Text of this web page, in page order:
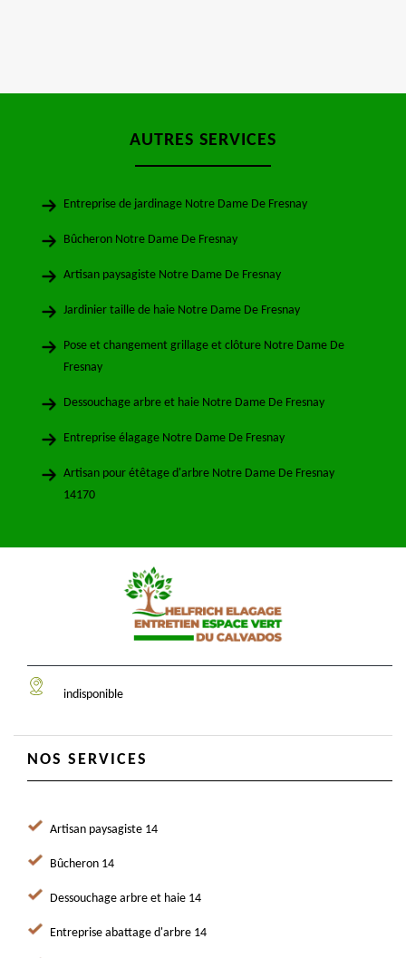
AUTRES SERVICES
Entreprise de jardinage Notre Dame De Fresnay
Bûcheron Notre Dame De Fresnay
Artisan paysagiste Notre Dame De Fresnay
Jardinier taille de haie Notre Dame De Fresnay
Pose et changement grillage et clôture Notre Dame De
Fresnay
Dessouchage arbre et haie Notre Dame De Fresnay
Entreprise élagage Notre Dame De Fresnay
Artisan pour étêtage d'arbre Notre Dame De Fresnay
14170
indisponible
NOS SERVICES
Artisan paysagiste 14
Bûcheron 14
Dessouchage arbre et haie 14
Entreprise abattage d'arbre 14